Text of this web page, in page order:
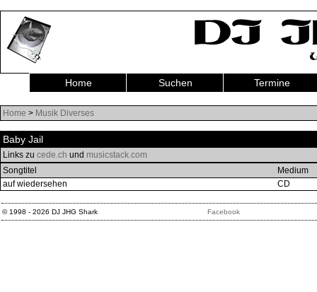
Home Suchen Termine
Home > Musik Diverses
Baby Jail
Links zu cede.ch und musicstack.com
Songtitel
Medium
auf wiedersehen
CD
© 1998 - 2026 DJ JHG Shark Facebook